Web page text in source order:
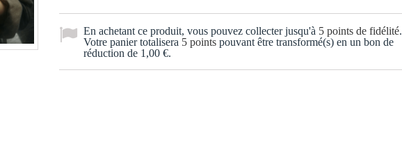
En achetant ce produit, vous pouvez collecter jusqu'à 5 points de fidélité.
Votre panier totalisera 5 points pouvant être transformé(s) en un bon de
réduction de 1,00 €.